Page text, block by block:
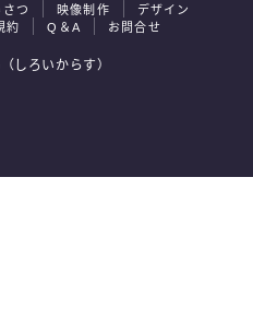
つ 映像制作
デザイン
約 Q＆A お問合せ
しろいからす）